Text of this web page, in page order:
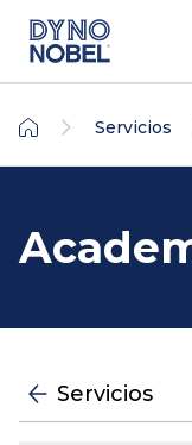
Servicios
Servicios